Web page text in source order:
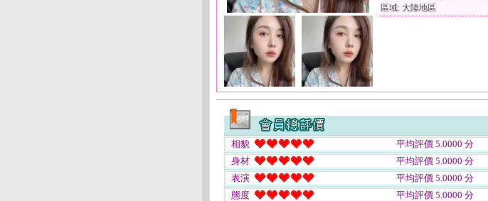
區域: 大陸地區
相貌
平均評價 5.0000 分
身材
平均評價 5.0000 分
表演
平均評價 5.0000 分
態度
平均評價 5.0000 分